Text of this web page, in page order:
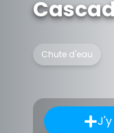
Chute d'eau
J'y